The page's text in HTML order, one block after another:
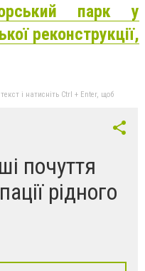
парк у
реконструкції,
і натисніть Ctrl + Enter, щоб
почуття
рідного